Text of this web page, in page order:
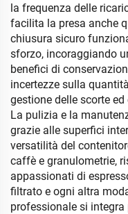
la frequenza delle
facilita la presa anche
chiusura sicuro
sforzo, incoraggiando
benefici di
incertezze sulla
gestione delle scorte
La pulizia e la
grazie alle superfici
versatilità del
caffè e granulometrie,
appassionati di
filtrato e ogni altra
professionale si